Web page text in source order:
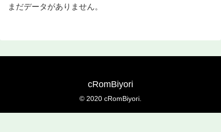
まだデータがありません。
cRomBiyori
© 2020 cRomBiyori.